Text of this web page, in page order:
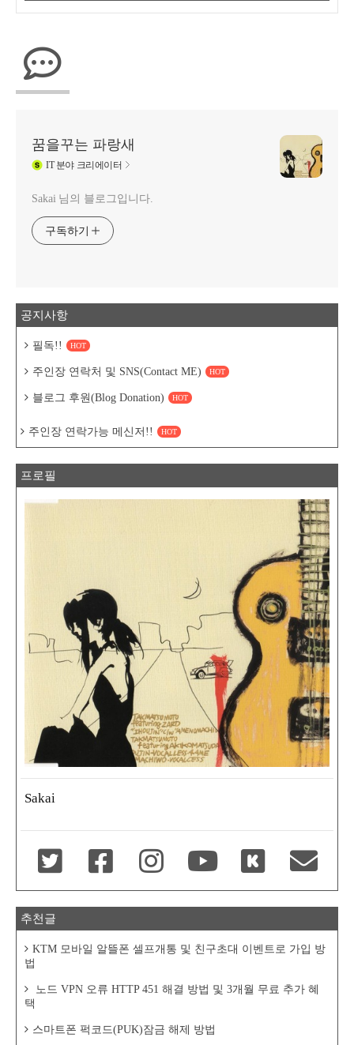
꿈을꾸는 파랑새
IT분야 크리에이터
Sakai 님의 블로그입니다.
구독하기
공지사항
필독!! HOT
주인장 연락처 및 SNS(Contact ME) HOT
블로그 후원(Blog Donation) HOT
주인장 연락가능 메신저!! HOT
프로필
Sakai
추천글
KTM 모바일 알뜰폰 셀프개통 및 친구초대 이벤트로 가입 방
법
노드 VPN 오류 HTTP 451 해결 방법 및 3개월 무료 추가 혜
택
스마트폰 퍽코드(PUK)잠금 해제 방법